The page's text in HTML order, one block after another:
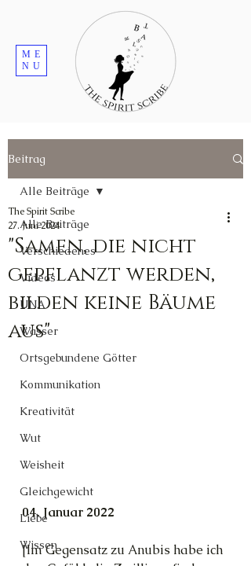
ME
NU
Beitrag
Alle Beiträge
Verschiedenes
Videos
UNA
Wasser
Ortsgebundene Götter
Kommunikation
Kreativität
Wut
Weisheit
Gleichgewicht
Liebe
Wissen
Alle Beiträge
"Samen, die nicht
gepflanzt werden,
bilden keine Bäume
aus"
The Spirit Scribe
27. Juni 2024
04. Januar 2022
[Im Gegensatz zu Anubis habe ich